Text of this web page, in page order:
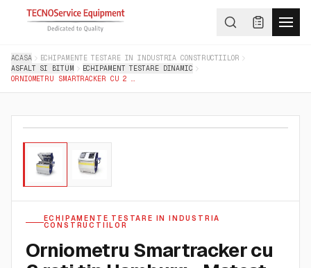
ACASA
ECHIPAMENTE TESTARE IN INDUSTRIA CONSTRUCTIILOR
ASFALT SI BITUM
ECHIPAMENT TESTARE DINAMIC
ECHIPAMENTE TESTARE IN INDUSTRIA
CONSTRUCTIILOR
Orniometru Smartracker cu